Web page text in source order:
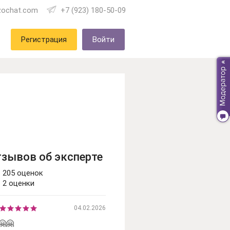
+7 (923) 180-50-09
Регистрация Войти
об эксперте
205 оценок
2 оценки
04.02.2026